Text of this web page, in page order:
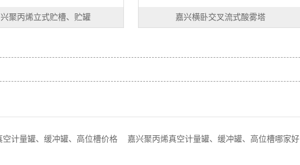
聚丙烯立式贮槽、贮罐 嘉兴横卧交叉流式酸雾塔
空计量罐、缓冲罐、高位槽价格 嘉兴聚丙烯真空计量罐、缓冲罐、高位槽哪家好